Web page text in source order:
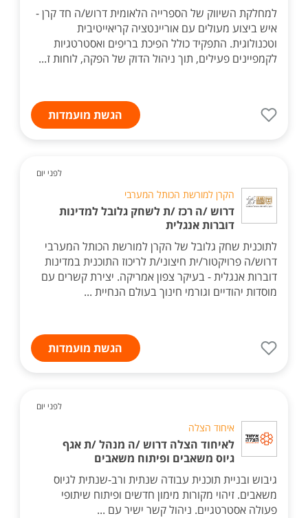
למחלקת השיווק של הספרייה הלאומית דרוש/ה חד קרן -
איש ביצוע מעולים עם אוריינטציה קריאייטיבית
וטכנולוגית. התפקיד כולל הפיכת בריפים ואסטרטגיות
לקמפיינים פעילים, תוך ניהול הדוק של הפקה, לוחות ז...
הגשת מועמדות
לפני יום
הקרן למורשת הכותל המערבי
דרוש /ה רכז /ת לשחק גלובל למדינות
דוברות אנגלית
לתוכנית שחק גלובל של הקרן למורשת הכותל המערבי
דרוש/ה פרויקטור/ית חיצוני/ת לריכוז התוכנית במדינות
דוברות אנגלית - בעיקר צפון אמריקה. יצירת קשרים עם
מוסדות יהודיים וגורמי חינוך בעולם הנחיית ...
הגשת מועמדות
לפני יום
איחוד הצלה
לאיחוד הצלה דרוש /ה מנהל /ת אגף
גיוס משאבים ופיתוח משאבים
גיבוש ובניית תוכנית עבודה שנתית ורב-שנתית לגיוס
משאבים. זיהוי מקורות מימון חדשים ופיתוח שיתופי
פעולה אסטרטגיים. ניהול קשר ישיר עם ...